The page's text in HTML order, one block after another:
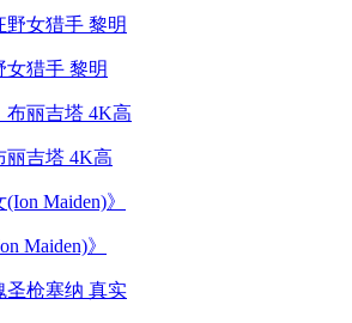
女猎手 黎明
丽吉塔 4K高
Maiden)》